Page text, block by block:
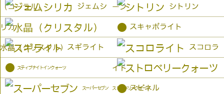
（コーラル） ーン
ジェムシ
リカ
シトリン
水晶（クリスタル）
● スキャポライト
スギライト スコロラ
イト
● スティブナイトインクォーツ
ストロベリークォーツ
スーパーセブン ● スピネル